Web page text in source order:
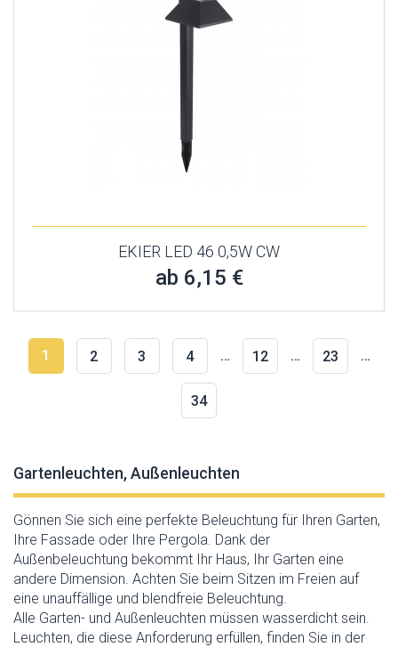
EKIER LED 46 0,5W CW
ab 6,15 €
1 2 3 4 … 12 … 23 …
34
Gartenleuchten, Außenleuchten
Gönnen Sie sich eine perfekte Beleuchtung für Ihren Garten,
Ihre Fassade oder Ihre Pergola. Dank der
Außenbeleuchtung bekommt Ihr Haus, Ihr Garten eine
andere Dimension. Achten Sie beim Sitzen im Freien auf
eine unauffällige und blendfreie Beleuchtung.
Alle Garten- und Außenleuchten müssen wasserdicht sein.
Leuchten, die diese Anforderung erfüllen, finden Sie in der